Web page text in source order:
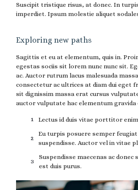
Suscipit tristique risus, at donec. In
imperdiet. Ipsum molestie aliquet
Exploring new paths
Sagittis et eu at elementum, quis in.
egestas sociis sit lorem nunc nunc sit.
ac. Auctor rutrum lacus malesuada
consectetur ac ultrices at diam dui eget
sit dignissim massa erat cursus
auctor vulputate hac elementum gravida
Lectus id duis vitae porttitor
Eu turpis posuere semper
suspendisse. Auctor vel in vitae
Suspendisse maecenas ac donec
est duis purus.